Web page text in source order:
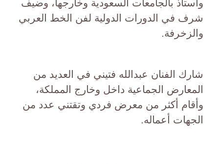
وأستاذ بالجامعات السعودية وخارجها، وضيف
شرف في الدورات الدولية لفن الخط العربي
والزخرفة.
شارك الفنان عبدالله فتيني في العديد من
المعارض الجماعية داخل وخارج المملكة،
وأقام أكثر من معرض فردي وتقتني عدد من
الجهات أعماله.